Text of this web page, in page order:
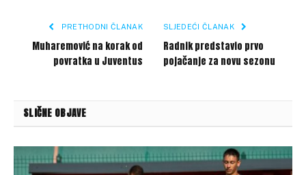
PRETHODNI ČLANAK
Muharemović na korak od
povratka u Juventus
SLJEDEĆI ČLANAK
Radnik predstavio prvo
pojačanje za novu sezonu
SLIČNE OBJAVE